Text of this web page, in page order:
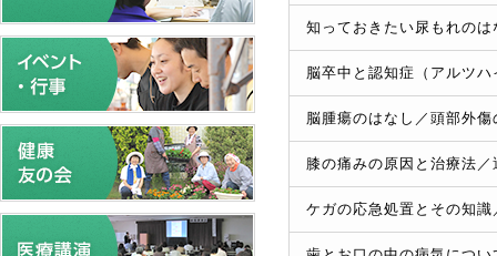
知っておきたい尿もれの
脳卒中と認知症（アルツ
脳腫瘍のはなし／頭部外
膝の痛みの原因と治療法
ケガの応急処置とその知